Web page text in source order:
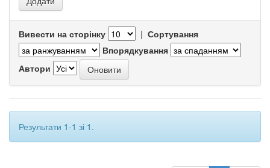
Вивести на сторінку | Сортування
Впорядкування
Автори
Результати 1-1 зі 1.